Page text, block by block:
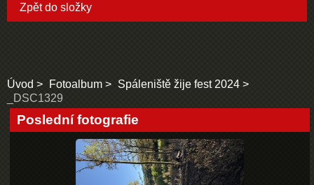
Zpět do složky
Úvod Fotoalbum
Spáleniště žije fest 2024
_DSC1329
Poslední fotografie